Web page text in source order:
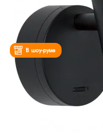
В шоу-руме